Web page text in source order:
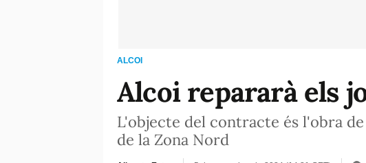
ALCOI
Alcoi repararà els
L'objecte del contracte és l'obra
de la Zona Nord